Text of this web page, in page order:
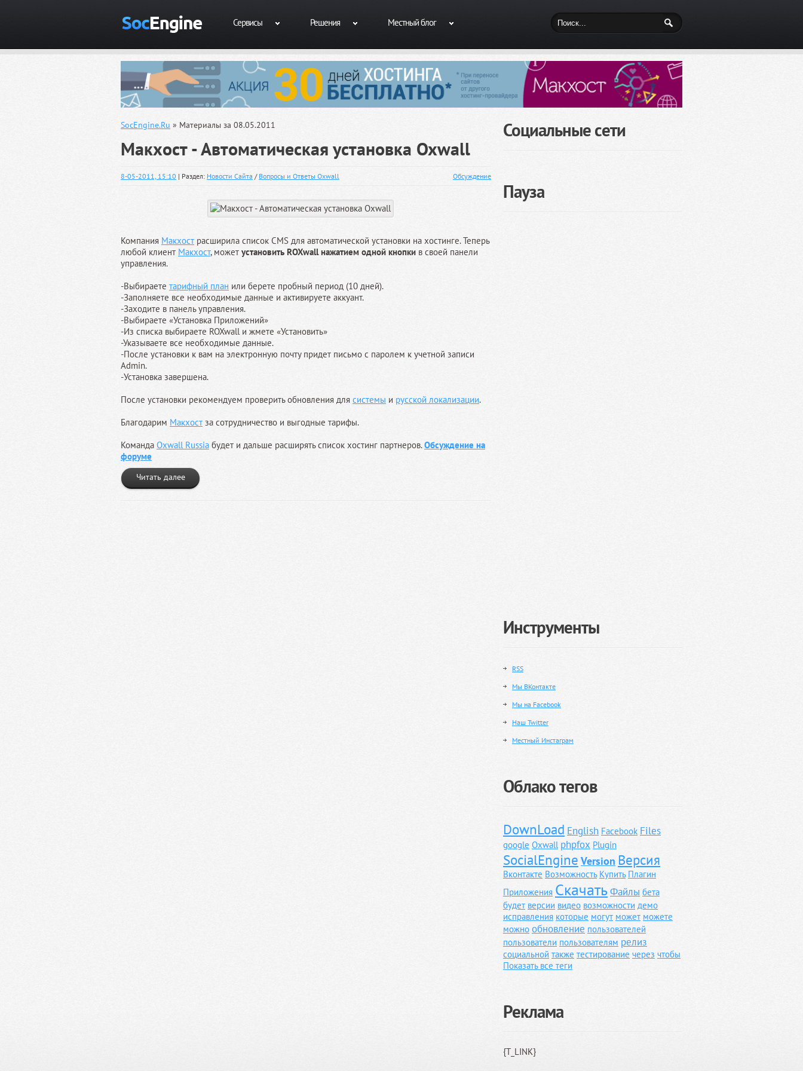
Сервисы Решения Местный блог
SocEngine.Ru » Материалы за 08.05.2011
Макхост - Автоматическая установка Oxwall
8-05-2011, 15:10 | Раздел: Новости Сайта / Вопросы и Ответы Oxwall Обсуждение
Компания Макхост расширила список CMS для автоматической установки на хостинге. Теперь
любой клиент Макхост, может установить ROXwall нажатием одной кнопки в своей панели
управления.
-Выбираете тарифный план или берете пробный период (10 дней).
-Заполняете все необходимые данные и активируете аккуант.
-Заходите в панель управления.
-Выбираете «Установка Приложений»
-Из списка выбираете ROXwall и жмете «Установить»
-Указываете все необходимые данные.
-После установки к вам на электронную почту придет письмо с паролем к учетной записи
Admin.
-Установка завершена.
После установки рекомендуем проверить обновления для системы и русской локализации.
Благодарим Макхост за сотрудничество и выгодные тарифы.
Команда Oxwall Russia будет и дальше расширять список хостинг партнеров.Обсуждение на
форуме
Читать далее
Социальные сети
Пауза
Инструменты
RSS
Мы ВКонтакте
Мы на Facebook
Наш Twitter
Местный Инстаграм
Облако тегов
DownLoad English Facebook Files
google Oxwall phpfox Plugin
SocialEngine Version Версия
Вконтакте Возможность Купить Плагин
Приложения СкачатьФайлы бета
будет версии видео возможности демо
исправления которые могут может можете
можно обновление пользователей
пользователи пользователям релиз
социальной также тестирование через чтобы
Показать все теги
Реклама
{T_LINK}